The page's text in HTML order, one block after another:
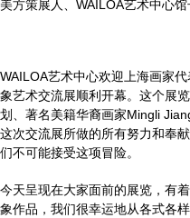
美方策展人、WAILOA艺术中心
WAILOA艺术中心欢迎上海画家
象艺术交流展顺利开幕。这个展
划、著名美籍华裔画家Mingli
这次交流展所做的所有努力和奉
们不可能接受这项冒险。
今天呈现在大家面前的展览，有
象作品，我们很幸运地从各式各